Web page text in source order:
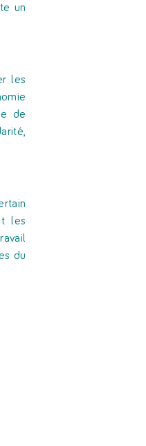
un
les
de
les
du